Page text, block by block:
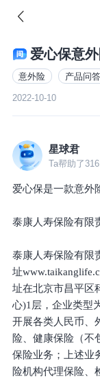

爱心保意
意外险 产品问答
2022-10-10
星球君
Ta帮助了
爱心保是一款意外
泰康人寿保险有限
泰康人寿保险有限
址
址在北京市昌平区
心)1层，企业类型
开展各类人民币、
险、健康保险（不
保险业务；上述业
险机构代理保险、